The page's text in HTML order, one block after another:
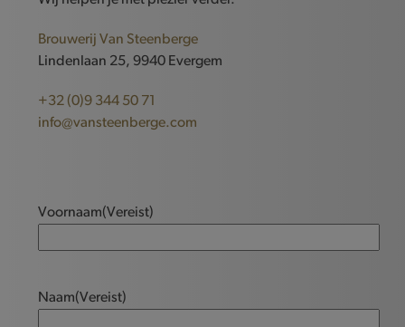
Brouwerij Van Steenberge
Lindenlaan 25, 9940 Evergem
+32 (0)9 344 50 71
info@vansteenberge.com
Voornaam(Vereist)
Naam(Vereist)